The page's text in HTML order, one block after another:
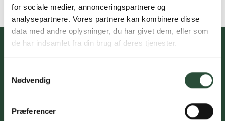
for sociale medier, annonceringspartnere og
analysepartnere. Vores partnere kan kombinere disse
data med andre oplysninger, du har givet dem, eller som
de har indsamlet fra din brug af deres tjenester.
Nødvendig
Præferencer
Du skal acceptere cookies for at kunne tilmelde dig vores
nyhedsbrev